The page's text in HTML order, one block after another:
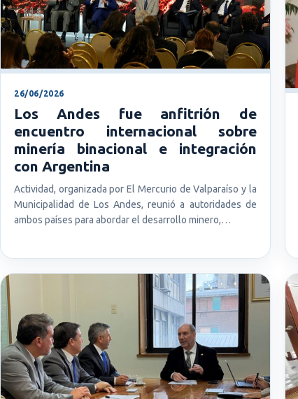
26/06/2026
Los Andes fue anfitrión de
encuentro internacional sobre
minería binacional e integración
con Argentina
Actividad, organizada por El Mercurio de Valparaíso y la
Municipalidad de Los Andes, reunió a autoridades de
ambos países para abordar el desarrollo minero,…